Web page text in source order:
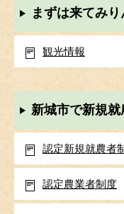
まずは来てみり
観光情報
新城市で新規就
認定新規就農者
認定農業者制度